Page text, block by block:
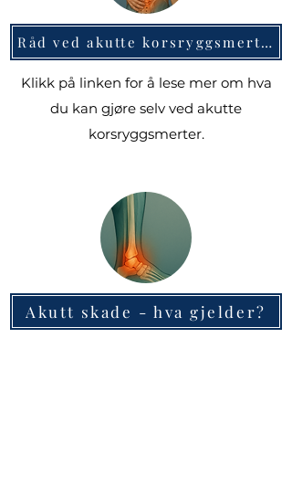
Råd ved akutte korsryggsmerter
Klikk på linken for å lese mer om hva
du kan gjøre selv ved akutte
korsryggsmerter.
Akutt skade - hva gjelder?